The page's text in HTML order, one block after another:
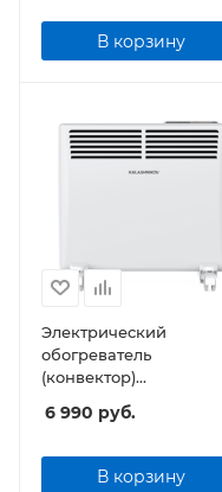
В корзину
Электрический
обогреватель
(конвектор)
E15E-11 (электронное
6 990 руб.
В корзину